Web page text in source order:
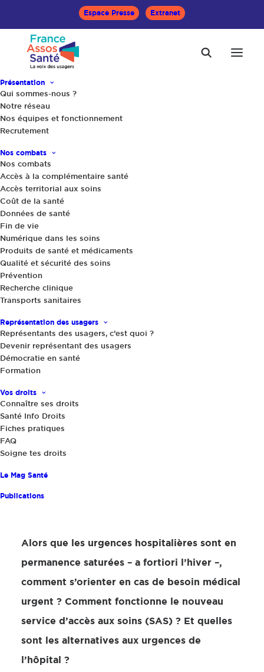
Espace Presse Extranet
Présentation
Qui sommes-nous ?
Notre réseau
Nos équipes et fonctionnement
Recrutement
Nos combats
Nos combats
Accès à la complémentaire santé
Accès territorial aux soins
Coût de la santé
Données de santé
Fin de vie
Numérique dans les soins
Produits de santé et médicaments
Qualité et sécurité des soins
Prévention
Recherche clinique
Transports sanitaires
Représentation des usagers
Représentants des usagers, c’est quoi ?
Devenir représentant des usagers
Démocratie en santé
Formation
Vos droits
Connaître ses droits
Santé Info Droits
Fiches pratiques
FAQ
Soigne tes droits
Le Mag Santé
Publications
Accueil
Quelles alternatives aux urgences de l’hôpital ?
Actualités,Le Mag Santé
Quelles alternatives aux urgences de
l’hôpital ?
Alors que les urgences hospitalières sont en
permanence saturées – a fortiori l’hiver –,
comment s’orienter en cas de besoin médical
urgent ? Comment fonctionne le nouveau
service d’accès aux soins (SAS) ? Et quelles
sont les alternatives aux urgences de
l’hôpital ?